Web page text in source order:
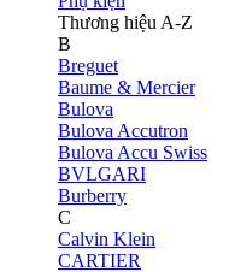
Thương hiệu A-Z
B
Breguet
Baume & Mercier
Bulova
Bulova Accutron
Bulova Accu Swiss
BVLGARI
Burberry
C
Calvin Klein
CARTIER